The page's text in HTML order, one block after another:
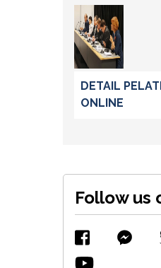
DETAIL
ONLINE
Follow us